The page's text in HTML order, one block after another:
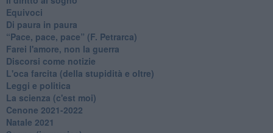
Equivoci
Di paura in paura
​“Pace, pace, pace” (F. Petrarca)
Farei l'amore, non la guerra
Discorsi come notizie
L'oca farcita (della stupidità e oltre)
Leggi e politica
La scienza (c'est moi)
Cenone 2021-2022
Natale 2021